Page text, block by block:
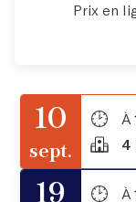
Prix en
10
sept.
À
4
19 À